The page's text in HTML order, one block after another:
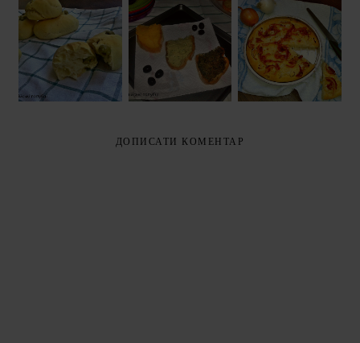
СОЛОНІ
ХЛІБЦІ З
ОЛИВКАМИ
(FILONCINI
ALLE OLIVE)
ГРІНКИ З
ТРЬОМА
НАМАЗКАМИ
(CROSTINI
CON TRE
CREME)
ФОКАЧЧА З
ЦИБУЛЕЮ І
БЕКОНОМ
(FOCACCIA
CON CIPOLLE E
PANCETTA)
ДОПИСАТИ КОМЕНТАР